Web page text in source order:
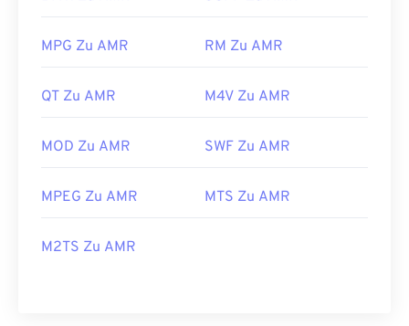
MPG Zu AMR RM Zu AMR
QT Zu AMR M4V Zu AMR
MOD Zu AMR SWF Zu AMR
MPEG Zu AMR MTS Zu AMR
M2TS Zu AMR